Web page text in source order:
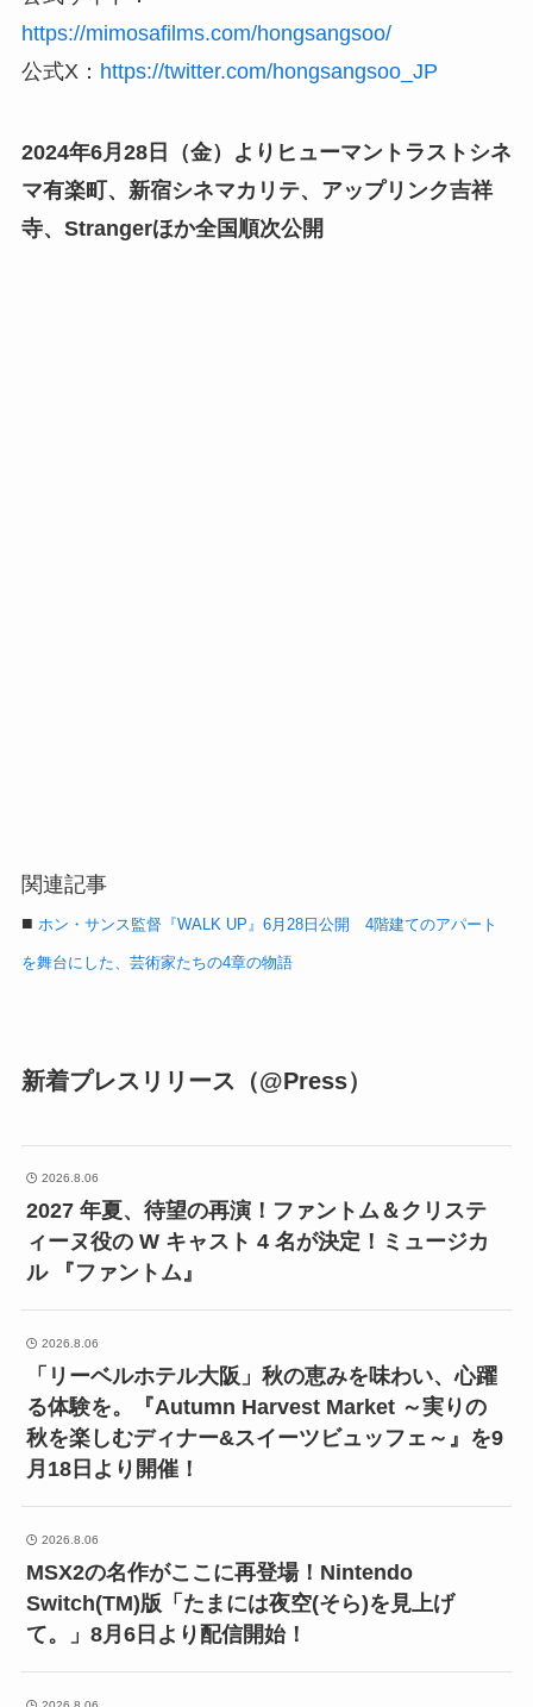
https://mimosafilms.com/hongsangsoo/
公式X： https://twitter.com/hongsangsoo_JP
2024年6月28日（金）よりヒューマントラストシネ
マ有楽町、新宿シネマカリテ、アップリンク吉祥
寺、Strangerほか全国順次公開
関連記事
■ ホン・サンス監督『WALK UP』6月28日公開 4階建てのアパート
を舞台にした、芸術家たちの4章の物語
新着プレスリリース（@Press）
2026.8.06
2027 年夏、待望の再演！ファントム＆クリステ
ィーヌ役の W キャスト 4 名が決定！ミュージカ
ル 『ファントム』
2026.8.06
「リーベルホテル大阪」秋の恵みを味わい、心躍
る体験を。『Autumn Harvest Market ～実りの
秋を楽しむディナー&スイーツビュッフェ～』を9
月18日より開催！
2026.8.06
MSX2の名作がここに再登場！Nintendo
Switch(TM)版「たまには夜空(そら)を見上げ
て。」8月6日より配信開始！